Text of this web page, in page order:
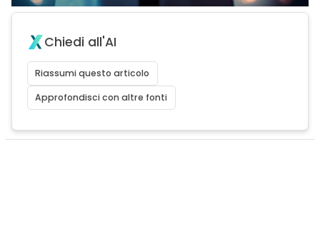
Chiedi all'AI
Riassumi questo articolo
Approfondisci con altre fonti